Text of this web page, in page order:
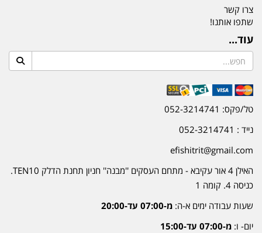
צרו קשר
שתפו אותנו!
עוד...
טל/פקס: 052-3214741
נייד : 052-3214741
efishitrit@gmail.com
האילן 4 אור עקיבא - מתחם העסקים ''מבנה'' חניון תחנת הדלק TEN10.
כניסה 4. קומה 1
שעות עבודה ימים א-ה: מ-07:00 עד-20:00
יום- ו: מ-07:00 עד-15:00